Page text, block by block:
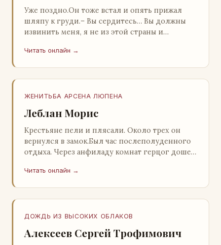
Уже поздно.Он тоже встал и опять прижал
шляпу к груди.– Вы сердитесь… Вы должны
извинить меня, я не из этой страны и
прошу: выс…
Читать онлайн →
ЖЕНИТЬБА АРСЕНА ЛЮПЕНА
Леблан Морис
Крестьяне пели и плясали. Около трех он
вернулся в замок.Был час послеполуденного
отдыха. Через анфиладу комнат герцог дошел
во…
Читать онлайн →
ДОЖДЬ ИЗ ВЫСОКИХ ОБЛАКОВ
Алексеев Сергей Трофимович